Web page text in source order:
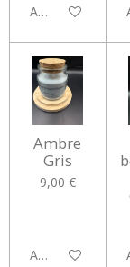
Ajouter au
Ambre
Gris
9,00 €
Ajouter au